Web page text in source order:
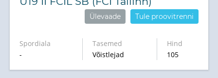
Tule proovitrenni
Ülevaade
Spordiala
-
Tasemed
Võistlejad
Hind
105